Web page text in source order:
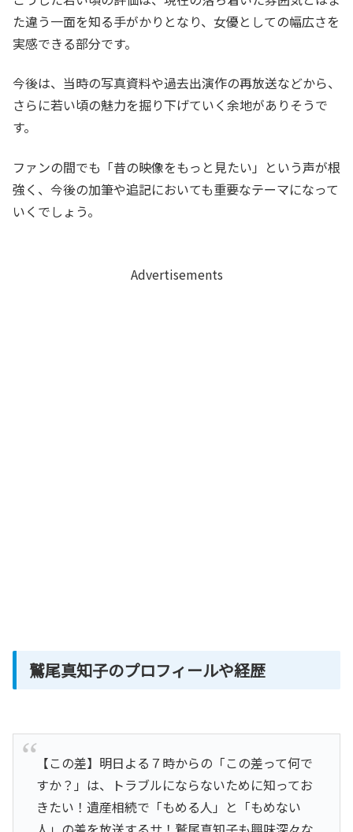
た違う一面を知る手がかりとなり、女優としての幅広さを
実感できる部分です。
今後は、当時の写真資料や過去出演作の再放送などから、
さらに若い頃の魅力を掘り下げていく余地がありそうで
す。
ファンの間でも「昔の映像をもっと見たい」という声が根
強く、今後の加筆や追記においても重要なテーマになって
いくでしょう。
Advertisements
鷲尾真知子のプロフィールや経歴
【この差】明日よる７時からの「この差って何で
すか？」は、トラブルにならないために知ってお
きたい！遺産相続で「もめる人」と「もめない